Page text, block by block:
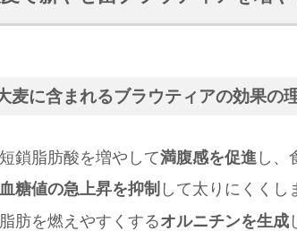
麦に含まれるブラウティアの効果の
短鎖脂肪酸を増やして満腹感を促進 し、
血糖値の急上昇を抑制 して太りにくくし
脂肪を燃えやすくするオルニチンを生成